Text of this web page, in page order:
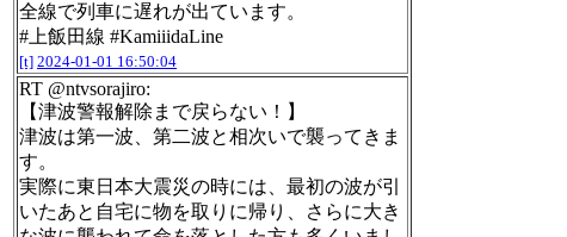
全線で列車に遅れが出ています。
#上飯田線 #KamiiidaLine
[t] 2024-01-01 16:50:04
RT @ntvsorajiro:
【津波警報解除まで戻らない！】
津波は第一波、第二波と相次いで襲ってきま
す。
実際に東日本大震災の時には、最初の波が引
いたあと自宅に物を取りに帰り、さらに大き